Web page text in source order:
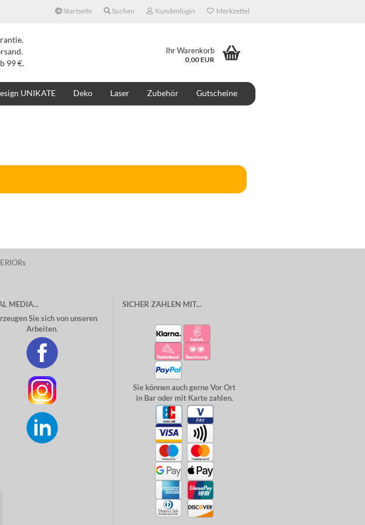
Startseite Suchen Kundenlogin Merkzettel
99 €.
Ihr Warenkorb
0,00 EUR
UNIKATE Deko Laser Zubehör Gutscheine
MEDIA...
Sie sich von unseren
Arbeiten.
SICHER ZAHLEN MIT...
Sie können auch gerne Vor Ort
in Bar oder mit Karte zahlen.